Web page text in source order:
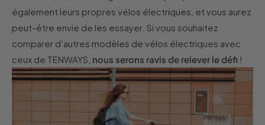
également leurs propres vélos électriques, et vous aurez
peut-être envie de les essayer. Si vous souhaitez
comparer d’autres modèles de vélos électriques avec
ceux de TENWAYS, nous serons ravis de relever le défi !